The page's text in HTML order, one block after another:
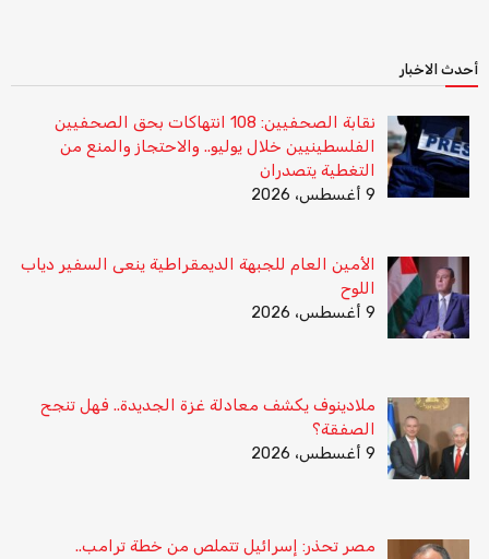
أحدث الاخبار
نقابة الصحفيين: 108 انتهاكات بحق الصحفيين
الفلسطينيين خلال يوليو.. والاحتجاز والمنع من
التغطية يتصدران
9 أغسطس، 2026
الأمين العام للجبهة الديمقراطية ينعى السفير دياب
اللوح
9 أغسطس، 2026
ملادينوف يكشف معادلة غزة الجديدة.. فهل تنجح
الصفقة؟
9 أغسطس، 2026
مصر تحذر: إسرائيل تتملص من خطة ترامب..